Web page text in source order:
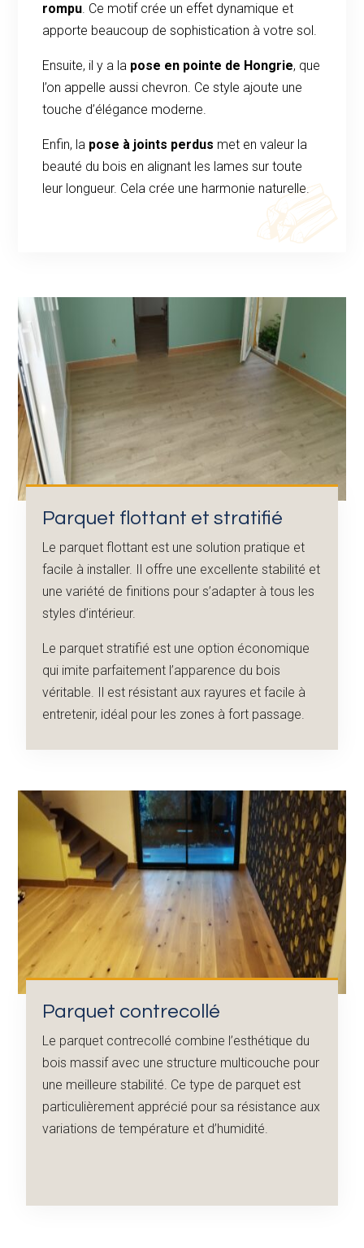
rompu. Ce motif crée un effet dynamique et
apporte beaucoup de sophistication à votre sol.
Ensuite, il y a la pose en pointe de Hongrie, que
l’on appelle aussi chevron. Ce style ajoute une
touche d’élégance moderne.
Enfin, la pose à joints perdus met en valeur la
beauté du bois en alignant les lames sur toute
leur longueur. Cela crée une harmonie naturelle.
Parquet flottant et stratifié
Le parquet flottant est une solution pratique et
facile à installer. Il offre une excellente stabilité et
une variété de finitions pour s’adapter à tous les
styles d’intérieur.
Le parquet stratifié est une option économique
qui imite parfaitement l’apparence du bois
véritable. Il est résistant aux rayures et facile à
entretenir, idéal pour les zones à fort passage.
Parquet contrecollé
Le parquet contrecollé combine l’esthétique du
bois massif avec une structure multicouche pour
une meilleure stabilité. Ce type de parquet est
particulièrement apprécié pour sa résistance aux
variations de température et d’humidité.